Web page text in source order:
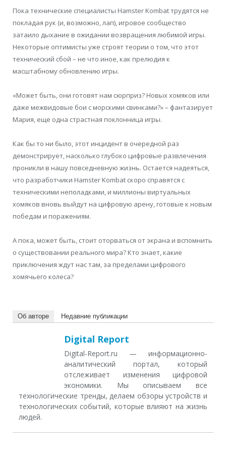
Пока технические специалисты Hamster Kombat трудятся не
покладая рук (и, возможно, лап), игровое сообщество
затаило дыхание в ожидании возвращения любимой игры.
Некоторые оптимисты уже строят теории о том, что этот
технический сбой – не что иное, как прелюдия к
масштабному обновлению игры.
«Может быть, они готовят нам сюрприз? Новых хомяков или
даже межвидовые бои с морскими свинками?» – фантазирует
Мария, еще одна страстная поклонница игры.
Как бы то ни было, этот инцидент в очередной раз
демонстрирует, насколько глубоко цифровые развлечения
проникли в нашу повседневную жизнь. Остается надеяться,
что разработчики Hamster Kombat скоро справятся с
техническими неполадками, и миллионы виртуальных
хомяков вновь выйдут на цифровую арену, готовые к новым
победам и поражениям.
А пока, может быть, стоит оторваться от экрана и вспомнить
о существовании реального мира? Кто знает, какие
приключения ждут нас там, за пределами цифрового
хомячьего колеса?
Об авторе Недавние публикации
Digital Report
Digital-Report.ru — информационно-
аналитический портал, который
отслеживает изменения цифровой
экономики. Мы описываем все
технологические тренды, делаем обзоры устройств и
технологических событий, которые влияют на жизнь
людей.